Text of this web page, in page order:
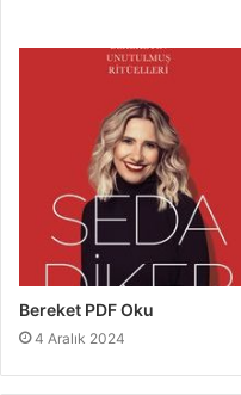
Bereket PDF Oku
4 Aralık 2024